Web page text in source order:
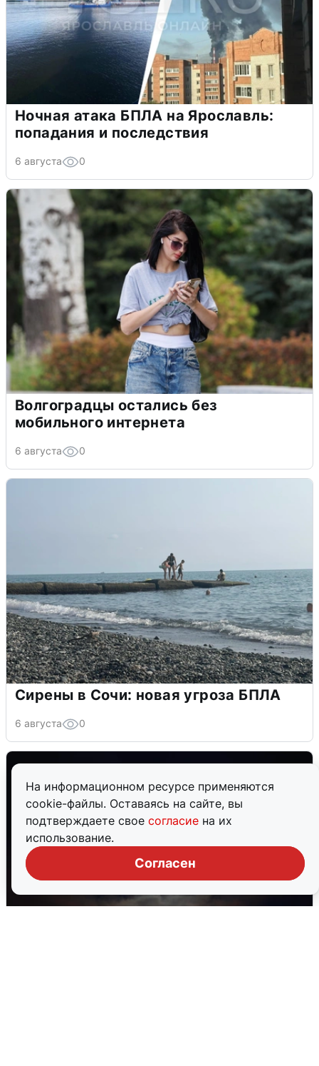
На информационном ресурсе применяются
cookie-файлы. Оставаясь на сайте, вы
подтверждаете свое согласие на их
использование.
Согласен
Ночная атака БПЛА на Ярославль:
попадания и последствия
6 августа 0
Волгоградцы остались без
мобильного интернета
6 августа 0
Сирены в Сочи: новая угроза БПЛА
6 августа 0